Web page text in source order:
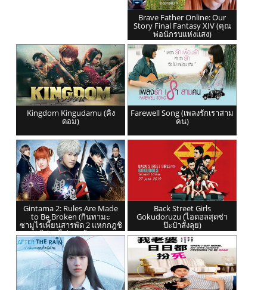
Brave Father Online: Our
Story Final Fantasy XIV (คุณ
พ่อนักรบแห่งแสง)
Kingdom Kingudamu (คิง
ดอม)
Farewell Song (เพลงรักเราสาม
คน)
Gintama 2: Rules Are Made
to Be Broken (กินทามะ
ซามูไรเพี้ยนสารพัด 2 แหกกฎชิ
มิก่อนไม่รอแล้วนะ)
Back Street Girls
Gokudoruzu (ไอดอลสุดซ่า
ป๊ะป๋าสั่งลุย)